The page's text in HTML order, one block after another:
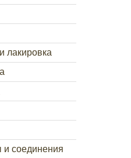
лакировка
соединения